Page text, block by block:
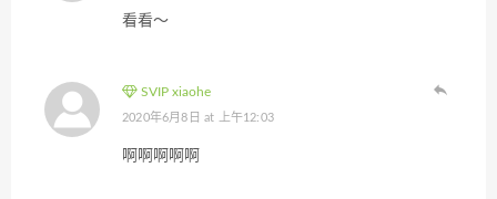
看看～
SVIP xiaohe
2020年6月8日 at 上午12:03
啊啊啊啊啊